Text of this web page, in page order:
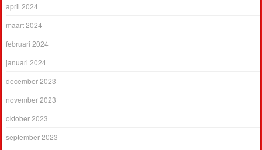
april 2024
maart 2024
februari 2024
januari 2024
december 2023
november 2023
oktober 2023
september 2023